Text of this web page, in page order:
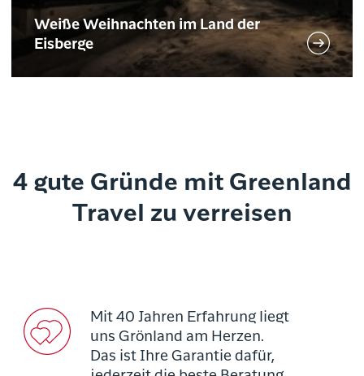
Weiße Weihnachten im Land der
Eisberge
4 gute Gründe mit Greenland
Travel zu verreisen
Mit 40 Jahren Erfahrung liegt
uns Grönland am Herzen.
Das ist Ihre Garantie dafür,